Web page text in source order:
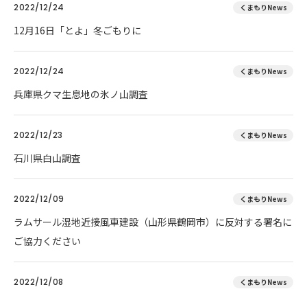
2022/12/24 くまもりNews
12月16日「とよ」冬ごもりに
2022/12/24 くまもりNews
兵庫県クマ生息地の氷ノ山調査
2022/12/23 くまもりNews
石川県白山調査
2022/12/09 くまもりNews
ラムサール湿地近接風車建設（山形県鶴岡市）に反対する署名に
ご協力ください
2022/12/08 くまもりNews